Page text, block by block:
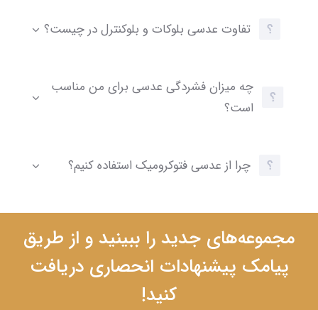
تفاوت عدسی بلوکات و بلوکنترل در چیست؟
چه میزان فشردگی عدسی برای من مناسب
است؟
چرا از عدسی فتوکرومیک استفاده کنیم؟
مجموعه‌های جدید را ببینید و از طریق
پیامک پیشنهادات انحصاری دریافت
کنید!